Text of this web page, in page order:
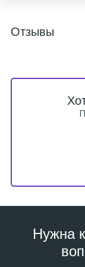
Отзывы
Нужна